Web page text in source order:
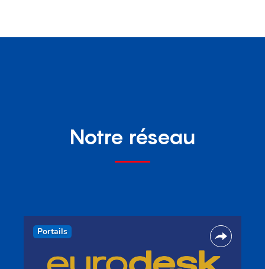
Notre réseau
Portails